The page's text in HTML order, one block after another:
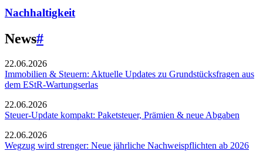
Nachhaltigkeit
News#
22.06.2026
Immobilien & Steuern: Aktuelle Updates zu Grundstücksfragen aus
dem EStR-Wartungserlas
22.06.2026
Steuer-Update kompakt: Paketsteuer, Prämien & neue Abgaben
22.06.2026
Wegzug wird strenger: Neue jährliche Nachweispflichten ab 2026